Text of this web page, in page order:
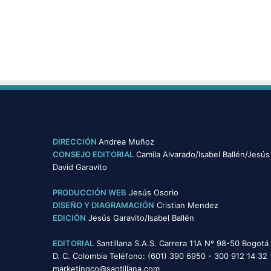
DIRECCIÓN Andrea Muñoz
CONSEJO EDITORIAL Camila Alvarado/Isabel Ballén/Jesús
David Garavito
PRODUCCIÓN WEB Jesús Osorio
DISEÑO Y DIAGRAMACIÓN Cristian Mendez
EDICIÓN Jesús Garavito/Isabel Ballén
EDITORIAL Santillana S.A.S. Carrera 11A Nº 98-50 Bogotá
D. C. Colombia Teléfono: (601) 390 6950 - 300 912 14 32
marketingco@santillana.com